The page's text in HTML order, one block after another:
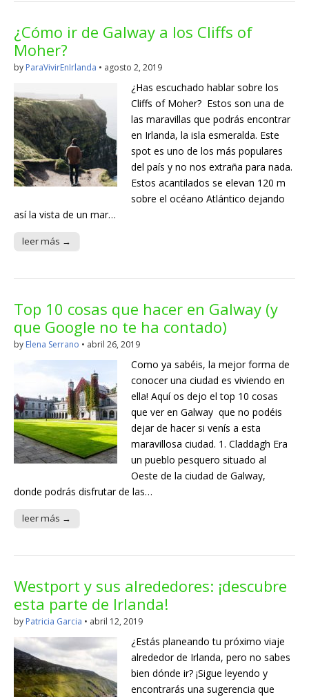
¿Cómo ir de Galway a los Cliffs of
Moher?
by ParaVivirEnIrlanda • agosto 2, 2019
¿Has escuchado hablar sobre los
Cliffs of Moher? Estos son una de
las maravillas que podrás encontrar
en Irlanda, la isla esmeralda. Este
spot es uno de los más populares
del país y no nos extraña para nada.
Estos acantilados se elevan 120 m
sobre el océano Atlántico dejando
así la vista de un mar…
leer más →
Top 10 cosas que hacer en Galway (y
que Google no te ha contado)
by Elena Serrano • abril 26, 2019
Como ya sabéis, la mejor forma de
conocer una ciudad es viviendo en
ella! Aquí os dejo el top 10 cosas
que ver en Galway que no podéis
dejar de hacer si venís a esta
maravillosa ciudad. 1. Claddagh Era
un pueblo pesquero situado al
Oeste de la ciudad de Galway,
donde podrás disfrutar de las…
leer más →
Westport y sus alrededores: ¡descubre
esta parte de Irlanda!
by Patricia Garcia • abril 12, 2019
¿Estás planeando tu próximo viaje
alrededor de Irlanda, pero no sabes
bien dónde ir? ¡Sigue leyendo y
encontrarás una sugerencia que